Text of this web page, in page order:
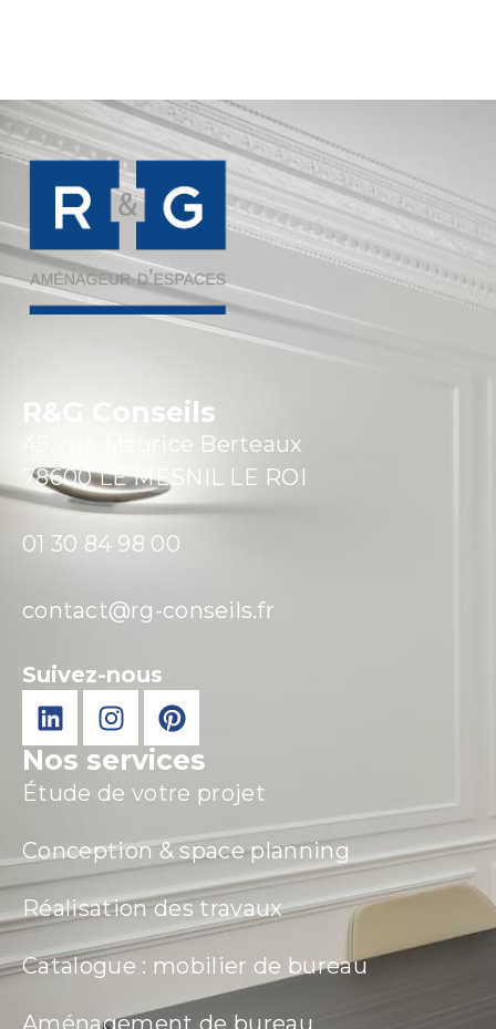
R&G Conseils
45, rue Maurice Berteaux
78600 LE MESNIL LE ROI
01 30 84 98 00
contact@rg-conseils.fr
Suivez-nous
Nos services
Étude de votre projet
Conception & space planning
Réalisation des travaux
Catalogue : mobilier de bureau